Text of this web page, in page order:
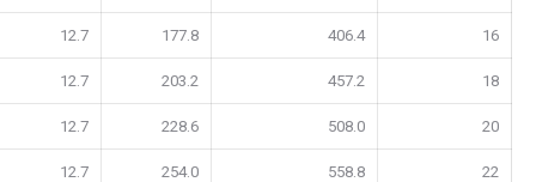
16
406.4
177.8
12.7
18
457.2
203.2
12.7
20
508.0
228.6
12.7
22
558.8
254.0
12.7